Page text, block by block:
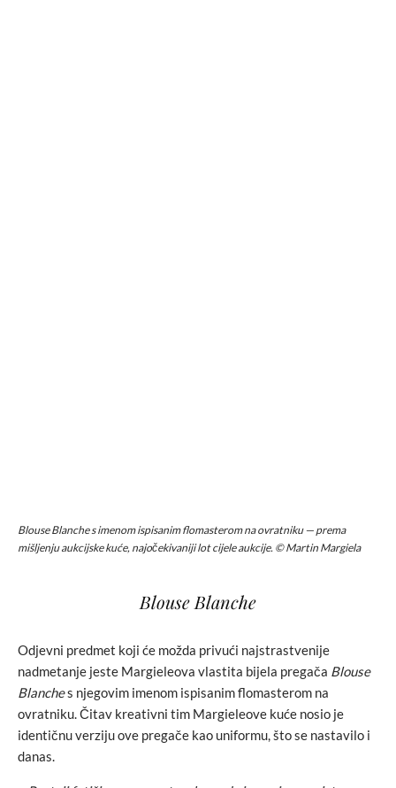
Blouse Blanches imenom ispisanim flomasterom na ovratniku — prema
mišljenju aukcijske kuće, najočekivaniji lot cijele aukcije. © Martin Margiela
Blouse Blanche
Odjevni predmet koji će možda privući najstrastvenije
nadmetanje jeste Margieleova vlastita bijela pregača Blouse
Blanches njegovim imenom ispisanim flomasterom na
ovratniku. Čitav kreativni tim Margieleove kuće nosio je
identičnu verziju ove pregače kao uniformu, što se nastavilo i
danas.